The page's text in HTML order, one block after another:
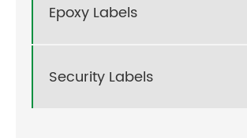
Epoxy Labels
Security Labels